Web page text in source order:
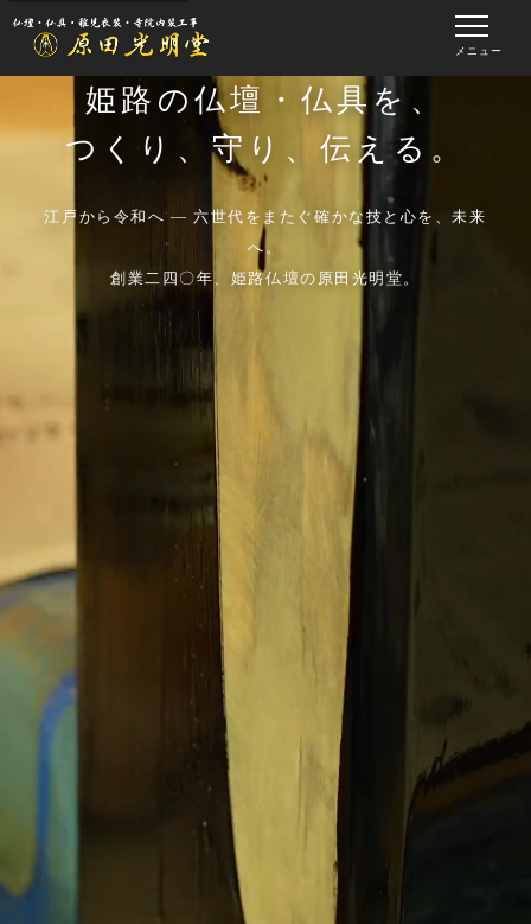
メニュー
姫路の仏壇・仏具を、
つくり、守り、伝える。
江戸から令和へ ― 六世代をまたぐ確かな技と心を、未来
へ。
創業二四〇年、姫路仏壇の原田光明堂。